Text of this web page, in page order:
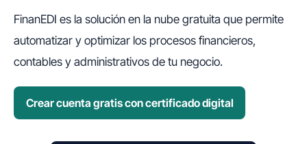
FinanEDI es la solución en la nube gratuita que permite
automatizar y optimizar los procesos financieros,
contables y administrativos de tu negocio.
Crear cuenta gratis con certificado digital